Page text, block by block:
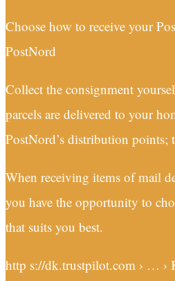
Choose how to receive your
PostNord
Collect the consignment
parcels are delivered to your
PostNord’s distribution points;
When receiving items of mail
you have the opportunity to
that suits you best.
http s://dk.trustpilot.com › … ›